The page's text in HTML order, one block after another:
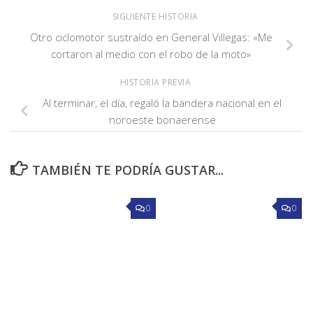
SIGUIENTE HISTORIA
Otro ciclomotor sustraído en General Villegas: «Me
cortaron al medio con el robo de la moto»
HISTORIA PREVIA
Al terminar, el día, regaló la bandera nacional en el
noroeste bonaerense
TAMBIÉN TE PODRÍA GUSTAR...
0 0